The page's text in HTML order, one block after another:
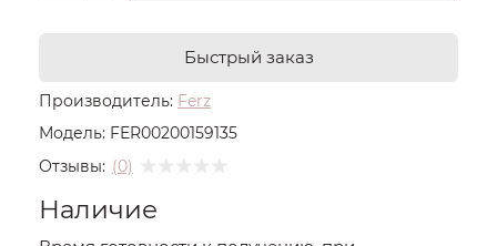
Производитель: Ferz
Модель: FER00200159135
Отзывы: (0)
Быстрый заказ
Наличие